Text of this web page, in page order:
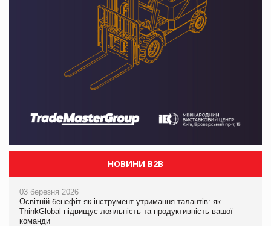
НОВИНИ B2B
03 березня 2026
Освітній бенефіт як інструмент утримання талантів: як
ThinkGlobal підвищує лояльність та продуктивність вашої
команди